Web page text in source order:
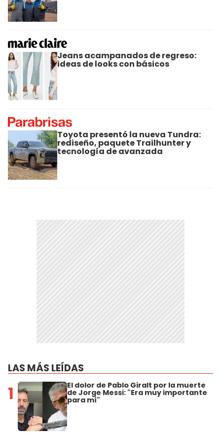
Jeans acampanados de regreso:
ideas de looks con básicos
Toyota presentó la nueva Tundra:
rediseño, paquete Trailhunter y
tecnología de avanzada
LAS MÁS LEÍDAS
1 El dolor de Pablo Giralt por la muerte
de Jorge Messi: "Era muy importante
para mí"